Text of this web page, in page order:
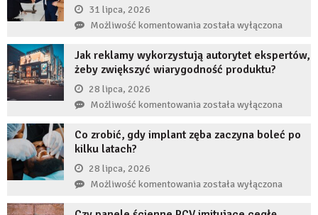
długi
uzupełnię
implantem?
31 lipca, 2026
Możliwość komentowaniaCzy
JDG
chroni
przed
komornikiem?
została wyłączona
Jak reklamy wykorzystują autorytet ekspertów,
żeby zwiększyć wiarygodność produktu?
28 lipca, 2026
Możliwość komentowaniaJak
wykorzystują
żeby
zwiększyć
wiarygodność
została wyłączona
Co zrobić, gdy implant zęba zaczyna boleć po
kilku latach?
28 lipca, 2026
Możliwość komentowaniaCo
została wyłączona